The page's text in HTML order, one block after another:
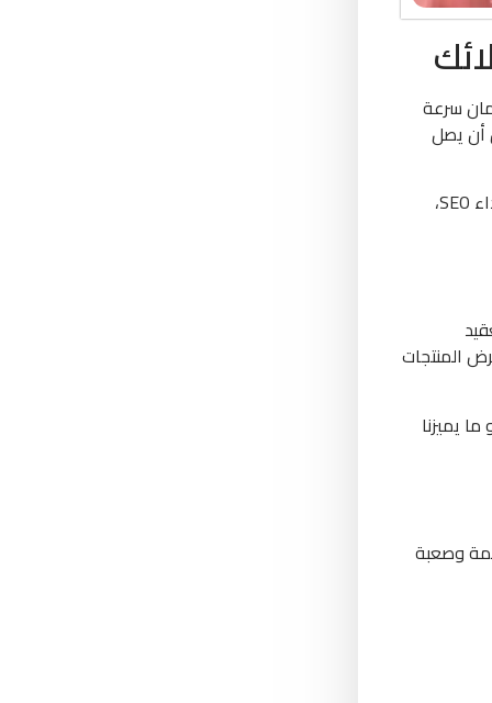
سرعة
أن يصل
يعتمد فريقنا في شركة تصميم مواقع في الريث على أدوات برمجية وتقنيات حديثة مثل تصميم واجهات المستخدم UX/UI، وتحسين الأداء SEO،
المنتجات
يميزنا
وصعبة